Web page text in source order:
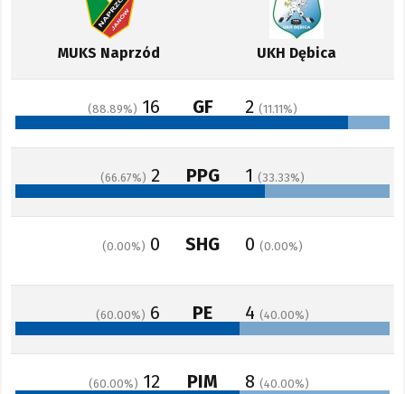
MUKS Naprzód UKH Dębica
88.89 16 GF 2 11.11
66.67 2 PPG 1 33.33
0.00 0 SHG 0 0.00
60.00 6 PE 4 40.00
60.00 12 PIM 8 40.00